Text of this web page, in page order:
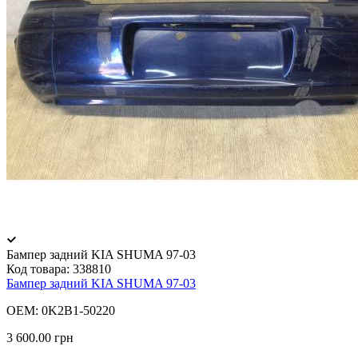
Бампер задний KIA SHUMA 97-03
Код товара: 338810
Бампер задний KIA SHUMA 97-03
OEM: 0K2B1-50220
3 600.00 грн